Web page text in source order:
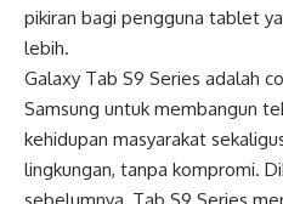
pikiran bagi pengguna tablet
lebih.
Galaxy Tab S9 Series adalah
Samsung untuk membangun
kehidupan masyarakat
lingkungan, tanpa kompromi.